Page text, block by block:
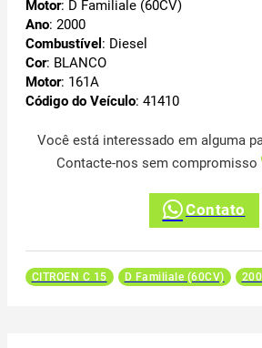
Motor: D Familiale (60CV)
Ano: 2000
Combustível : Diesel
Cor: BLANCO
Motor: 161A
Código do Veículo: 41410
Você está interessado em alguma
Contacte-nos sem compromisso
Contato
CITROEN C 15 D Familiale (60CV)